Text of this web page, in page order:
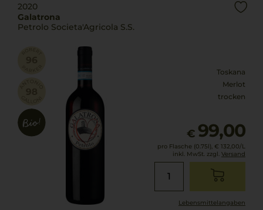
2020
Galatrona
Petrolo Societa'Agricola S.S.
Toskana
Merlot
trocken
€ 99,00
pro Flasche (0.75l), € 132,00/L
inkl. MwSt. zzgl. Versand
Lebensmittel­angaben